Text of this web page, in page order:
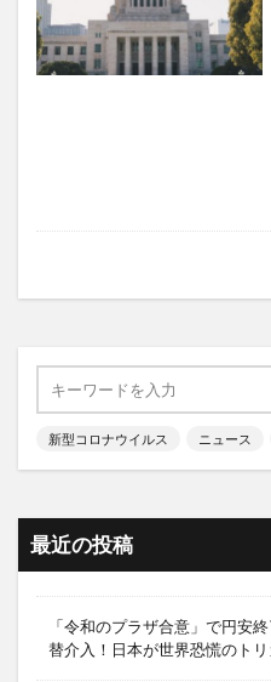
新型コロナウイルス ニュース
最近の投稿
「令和のプラザ合意」で円安
替介入！日本が世界恐慌のト